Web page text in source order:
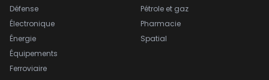
Défense
Électronique
Énergie
Équipements
Ferroviaire
Pétrole et gaz
Pharmacie
Spatial